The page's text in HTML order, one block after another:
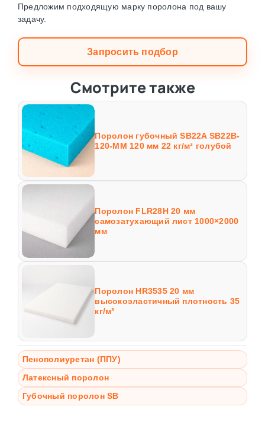
Предложим подходящую марку поролона под вашу
задачу.
Запросить подбор
Смотрите также
Поролон губочный SB22A SB22B-
120-MM 120 мм 22 кг/м³ голубой
Поролон FLR28H 20 мм
самозатухающий лист 1000×2000
мм
Поролон HR3535 20 мм
высокоэластичный плотность 35
кг/м³
Пенополиуретан (ППУ)
Латексный поролон
Губочный поролон SB